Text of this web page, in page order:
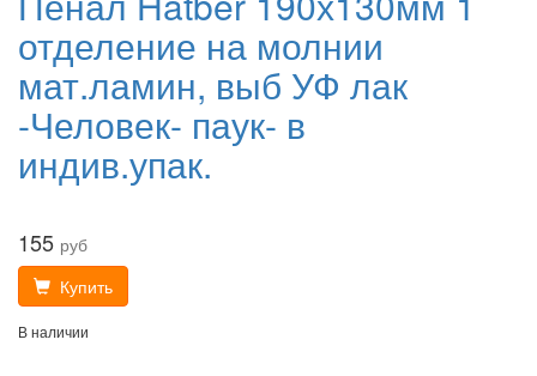
отделение на молнии
мат.ламин, выб УФ лак
-Человек- паук- в
индив.упак.
155 руб
Купить
В наличии